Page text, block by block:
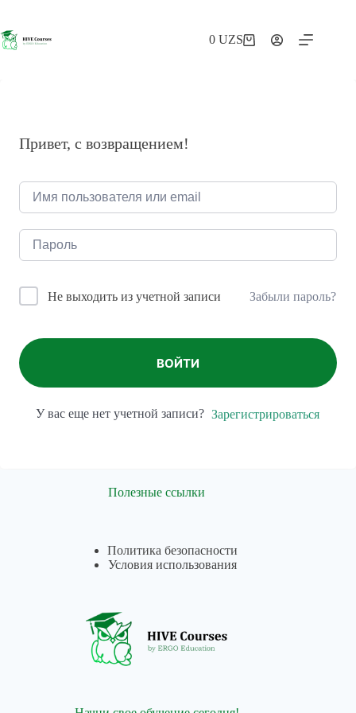
сути
Корзина
0UZS
Привет, с возвращением!
Не выходить из учетной записи Забыли пароль?
ВОЙТИ
У вас еще нет учетной записи? Зарегистрироваться
Полезные ссылки
Политика безопасности
Условия использования